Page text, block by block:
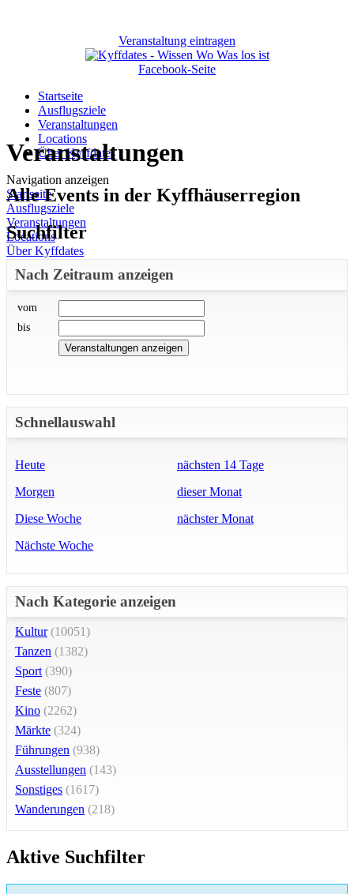
Veranstaltung eintragen
Facebook-Seite
Startseite
Ausflugsziele
Veranstaltungen
Locations
Über Kyffdates
Navigation anzeigen
Startseite
Ausflugsziele
Veranstaltungen
Locations
Über Kyffdates
Veranstaltungen
Alle Events in der Kyffhäuserregion
Suchfilter
Nach Zeitraum anzeigen
vom
bis
Schnellauswahl
Heute
Morgen
Diese Woche
Nächste Woche
nächsten 14 Tage
dieser Monat
nächster Monat
Nach Kategorie anzeigen
Kultur(10051)
Tanzen (1382)
Sport (390)
Feste (807)
Kino (2262)
Märkte (324)
Führungen (938)
Ausstellungen (143)
Sonstiges (1617)
Wanderungen (218)
Aktive Suchfilter